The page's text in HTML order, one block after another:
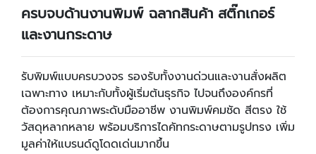
ครบจบด้านงานพิมพ์ ฉลากสินค้า สติ๊กเกอร์
และงานกระดาษ
รับพิมพ์แบบครบวงจร รองรับทั้งงานด่วนและงานสั่งผลิต
เฉพาะทาง เหมาะกับทั้งผู้เริ่มต้นธุรกิจ ไปจนถึงองค์กรที่
ต้องการคุณภาพระดับมืออาชีพ งานพิมพ์คมชัด สีตรง ใช้
วัสดุหลากหลาย พร้อมบริการไดคัทกระดาษตามรูปทรง เพิ่ม
มูลค่าให้แบรนด์ดูโดดเด่นมากขึ้น